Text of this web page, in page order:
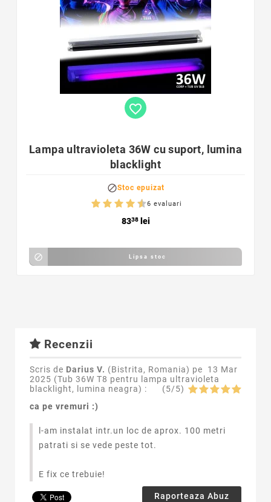
favorite_border
Lampa ultravioleta 36W cu suport, lumina
blacklight
Stoc epuizat
6 evaluari
8338lei
 Lipsa stoc
Recenzii
Scris de Darius V. (Bistrita, Romania) pe 13 Mar
2025 (Tub 36W T8 pentru lampa ultravioleta
blacklight, lumina neagra) : (5/5)
ca pe vremuri :)
l-am instalat intr.un loc de aprox. 100 metri
patrati si se vede peste tot.
E fix ce trebuie!
Raporteaza Abuz